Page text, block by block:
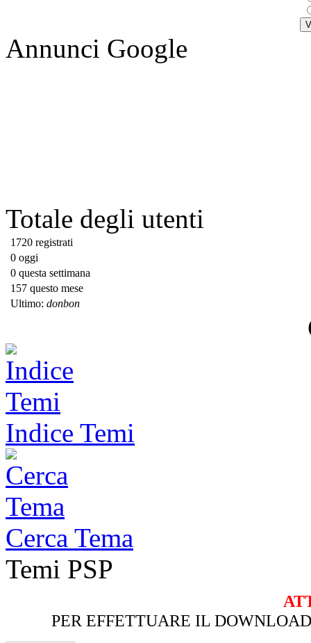
Annunci Google
Totale degli utenti
1720 registrati
0 oggi
0 questa settimana
157 questo mese
Ultimo: donbon
Indice Temi
Cerca Tema
Temi PSP
PER EFFETTUARE IL